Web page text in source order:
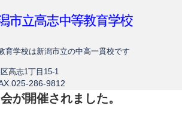
潟市立高志中等教育学校
育学校は新潟市立の中高一貫校です
高志1丁目15-1
286-9812
が開催されました。